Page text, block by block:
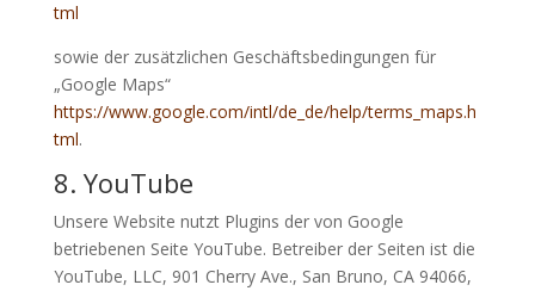
tml
sowie der zusätzlichen Geschäftsbedingungen für
„Google Maps“
https://www.google.com/intl/de_de/help/terms_maps.h
tml.
8. YouTube
Unsere Website nutzt Plugins der von Google
betriebenen Seite YouTube. Betreiber der Seiten ist die
YouTube, LLC, 901 Cherry Ave., San Bruno, CA 94066,